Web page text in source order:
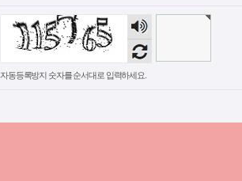
자동등록방지 숫자를 순서대로 입력하세요.